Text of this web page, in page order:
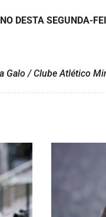
DESTA SEGUNDA-
Galo / Clube Atlético